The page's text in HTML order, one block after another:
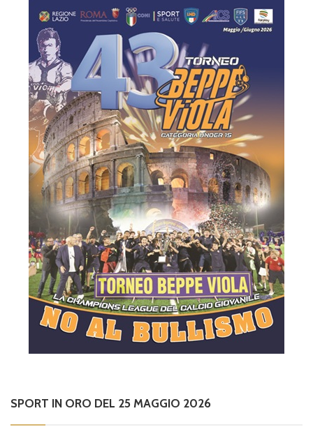
SPORT IN ORO DEL 25 MAGGIO 2026